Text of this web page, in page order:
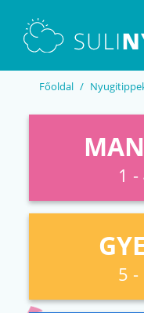
Főoldal
1
5 -